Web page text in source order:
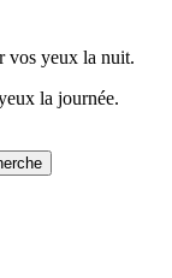
vos yeux la nuit.
la journée.